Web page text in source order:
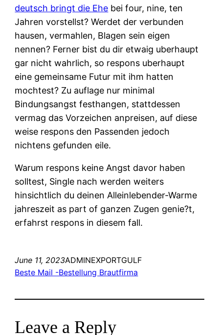
deutsch bringt die Ehe bei four, nine, ten
Jahren vorstellst? Werdet der verbunden
hausen, vermahlen, Blagen sein eigen
nennen? Ferner bist du dir etwaig uberhaupt
gar nicht wahrlich, so respons uberhaupt
eine gemeinsame Futur mit ihm hatten
mochtest? Zu auflage nur minimal
Bindungsangst festhangen, stattdessen
vermag das Vorzeichen anpreisen, auf diese
weise respons den Passenden jedoch
nichtens gefunden eile.
Warum respons keine Angst davor haben
solltest, Single nach werden weiters
hinsichtlich du deinen Alleinlebender-Warme
jahreszeit as part of ganzen Zugen genie?t,
erfahrst respons in diesem fall.
June 11, 2023ADMINEXPORTGULF
Beste Mail -Bestellung Brautfirma
Leave a Reply